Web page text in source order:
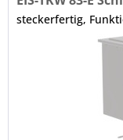
steckerfertig,